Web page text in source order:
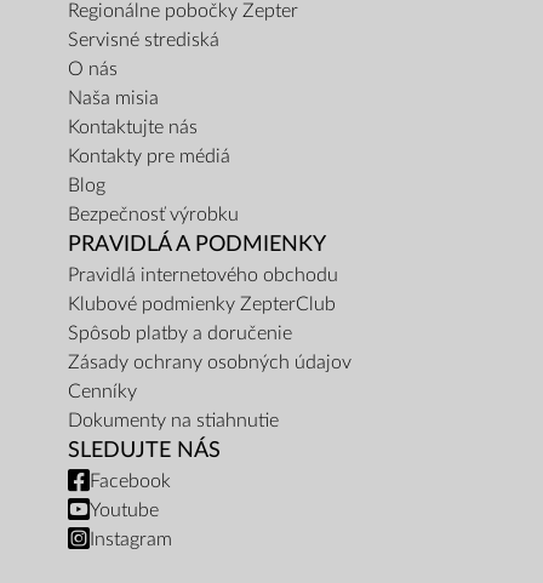
Regionálne pobočky Zepter
Servisné strediská
O nás
Naša misia
Kontaktujte nás
Kontakty pre médiá
Blog
Bezpečnosť výrobku
PRAVIDLÁ A PODMIENKY
Pravidlá internetového obchodu
Klubové podmienky ZepterClub
Spôsob platby a doručenie
Zásady ochrany osobných údajov
Cenníky
Dokumenty na stiahnutie
SLEDUJTE NÁS
Facebook
Youtube
Instagram